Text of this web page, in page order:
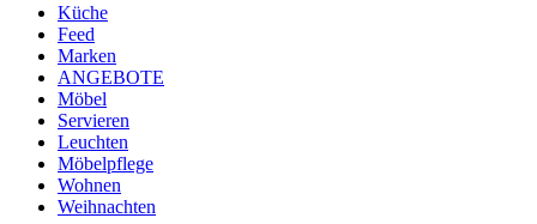
Küche
Feed
Marken
ANGEBOTE
Möbel
Servieren
Leuchten
Möbelpflege
Wohnen
Weihnachten